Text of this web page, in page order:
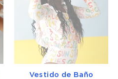
Vestido de Baño